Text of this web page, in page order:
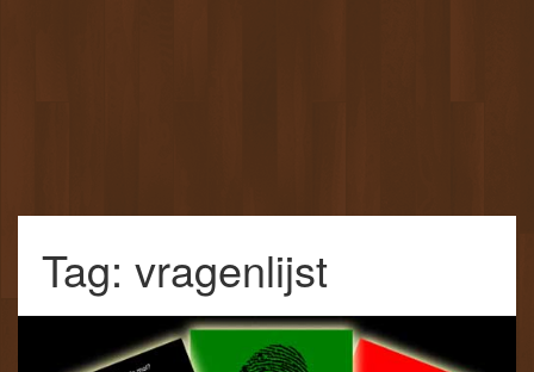
Tag: vragenlijst